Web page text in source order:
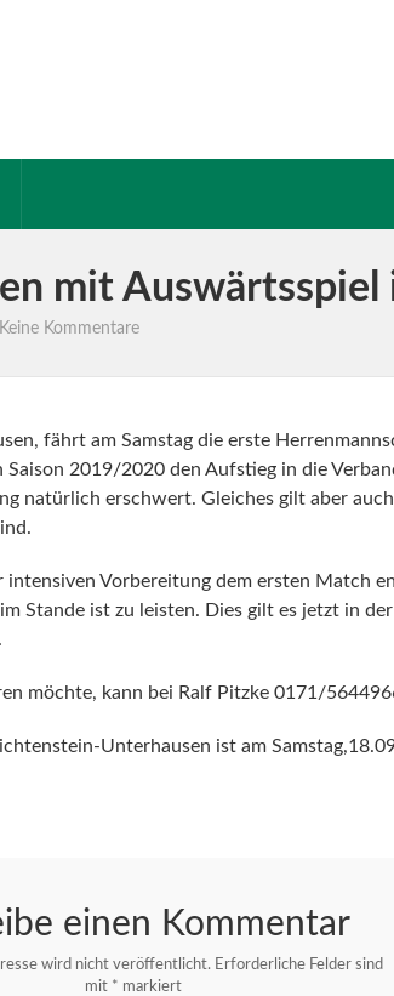
mit Auswärtsspiel
Keine Kommentare
fährt am Samstag die erste
2019/2020 den Aufstieg in die
natürlich erschwert. Gleiches gilt aber
Vorbereitung dem ersten Match
Stande ist zu leisten. Dies gilt es jetzt in
möchte, kann bei Ralf Pitzke 0171/
Unterhausen ist am
einen Kommentar
wird nicht veröffentlicht. Erforderliche Felder sind
mit * markiert